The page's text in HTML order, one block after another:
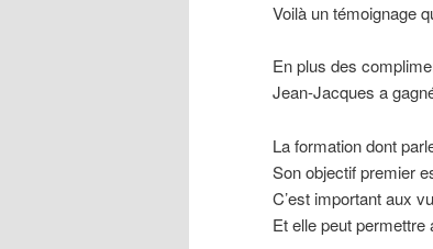
Voilà un témoignage
En plus des
Jean-Jacques a
La formation dont
Son objectif premier
C’est important aux
Et elle peut